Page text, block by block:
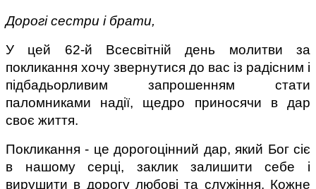
Дорогі сестри і брати,
У цей 62-й Всесвітній день молитви за
покликання хочу звернутися до вас із радісним і
підбадьорливим запрошенням стати
паломниками надії, щедро приносячи в дар
своє життя.
Покликання - це дорогоцінний дар, який Бог сіє
в нашому серці, заклик залишити себе і
вирушити в дорогу любові та служіння. Кожне